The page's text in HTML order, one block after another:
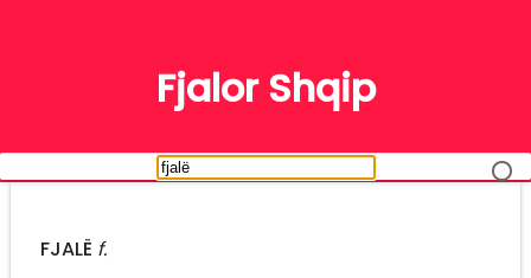
Fjalor Shqip
FJALË f.